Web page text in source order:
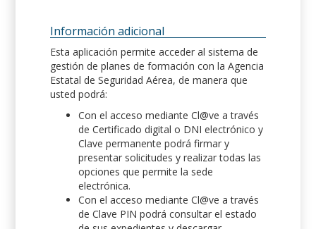
Información adicional
Esta aplicación permite acceder al sistema de
gestión de planes de formación con la Agencia
Estatal de Seguridad Aérea, de manera que
usted podrá:
Con el acceso mediante Cl@ve a través
de Certificado digital o DNI electrónico y
Clave permanente podrá firmar y
presentar solicitudes y realizar todas las
opciones que permite la sede
electrónica.
Con el acceso mediante Cl@ve a través
de Clave PIN podrá consultar el estado